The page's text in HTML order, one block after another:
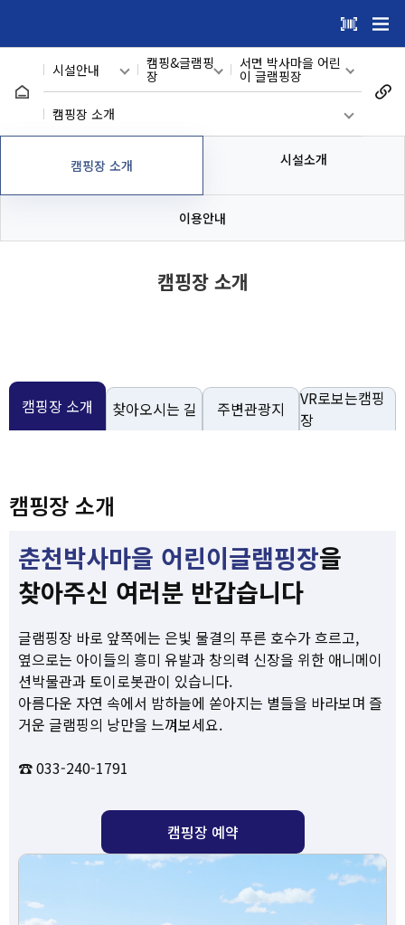
너
뛰
메
캠핑장 소개
시설안내
메인
시설안내
온라인 예약
이용자마당
캠핑&글램핑
장
캠핑&글램핑
수영장
체육시설
서면 박사마을 어린
이 글램핑장
구곡폭포 국민여가캠
서면 박사마을 어린
캠핑장 소개
캠핑장 소개
시설소개
이용안내
캠핑장 소개 시설소개
이용안내
캠핑장 소개 찾아오시는 길 주변관광지
VR로보는캠핑
장
캠핑장 소개
캠핑장 소개
춘천박사마을 어린이글램핑장을
찾아주신 여러분 반갑습니다
글램핑장 바로 앞쪽에는 은빛 물결의 푸른 호수가 흐르고,
옆으로는 아이들의 흥미 유발과 창의력 신장을 위한 애니메이
션박물관과 토이로봇관이 있습니다.
아름다운 자연 속에서 밤하늘에 쏟아지는 별들을 바라보며 즐
거운 글램핑의 낭만을 느껴보세요.
☎ 033-240-1791
캠핑장 예약